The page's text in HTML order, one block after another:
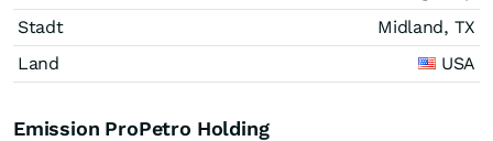
Stadt
Midland, TX
Land
USA
Emission ProPetro Holding